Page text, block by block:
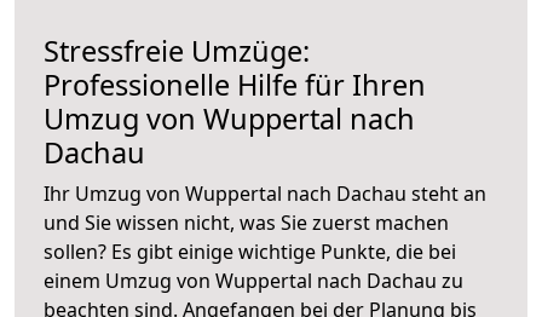
Stressfreie Umzüge:
Professionelle Hilfe für Ihren
Umzug von Wuppertal nach
Dachau
Ihr Umzug von Wuppertal nach Dachau steht an
und Sie wissen nicht, was Sie zuerst machen
sollen? Es gibt einige wichtige Punkte, die bei
einem Umzug von Wuppertal nach Dachau zu
beachten sind. Angefangen bei der Planung bis